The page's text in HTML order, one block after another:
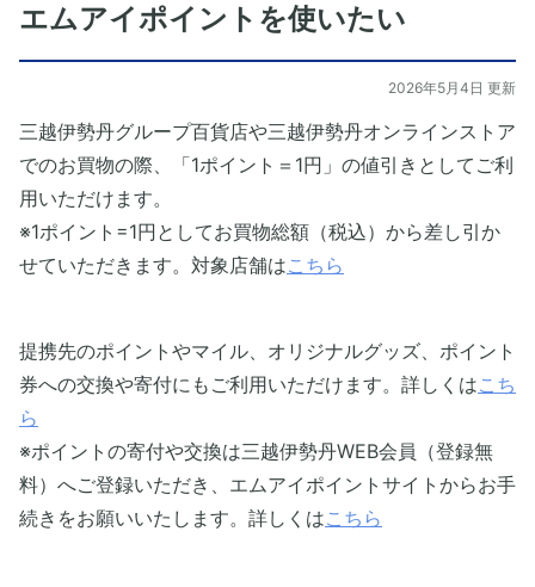
エムアイポイントを使いたい
2026年5月4日 更新
三越伊勢丹グループ百貨店や三越伊勢丹オンラインストア
でのお買物の際、「1ポイント＝1円」の値引きとしてご利
用いただけます。
※1ポイント=1円としてお買物総額（税込）から差し引か
せていただきます。対象店舗はこちら
提携先のポイントやマイル、オリジナルグッズ、ポイント
券への交換や寄付にもご利用いただけます。詳しくはこち
ら
※ポイントの寄付や交換は三越伊勢丹WEB会員（登録無
料）へご登録いただき、エムアイポイントサイトからお手
続きをお願いいたします。詳しくはこちら